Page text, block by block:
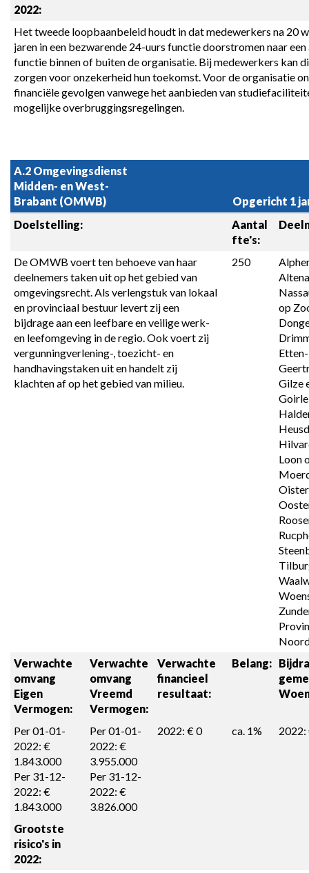
2022:
Het tweede loopbaanbeleid houdt in dat medewerkers na 20
jaren in een bezwarende 24-uurs functie doorstromen naar een
functie binnen of buiten de organisatie. Bij medewerkers kan
zorgen voor onzekerheid hun toekomst. Voor de organisatie
financiële gevolgen vanwege het aanbieden van
mogelijke overbruggingsregelingen.
A.2 Omgevingsdienst
Midden- en West-
Brabant (OMWB)
Opgericht 1
Doelstelling:
Aantal
fte's:
De OMWB voert ten behoeve van haar
deelnemers taken uit op het gebied van
omgevingsrecht. Als verlengstuk van lokaal
en provinciaal bestuur levert zij een
bijdrage aan een leefbare en veilige werk-
en leefomgeving in de regio. Ook voert zij
vergunningverlening-, toezicht- en
handhavingstaken uit en handelt zij
klachten af op het gebied van milieu.
250
op
Gilze
Loon
Verwachte
omvang
Eigen
Vermogen:
Verwachte
omvang
Vreemd
Vermogen:
Verwachte
financieel
resultaat:
Belang:
Per 01-01-
2022: €
1.843.000
Per 31-12-
2022: €
1.843.000
Per 01-01-
2022: €
3.955.000
Per 31-12-
2022: €
3.826.000
2022: € 0 ca. 1% 2022:
Grootste
risico's in
2022: